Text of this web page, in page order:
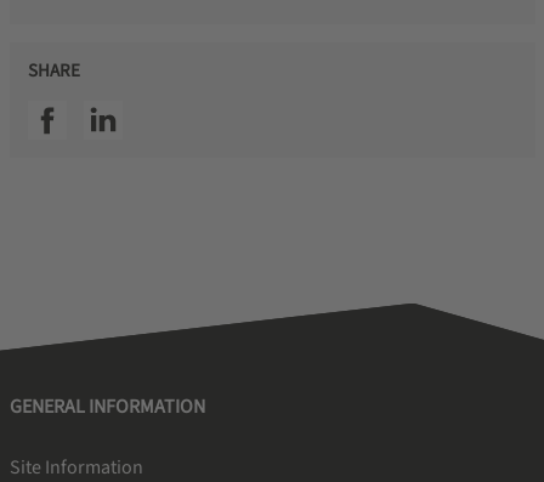
SHARE
SSI facebookSSI linkedin
GENERAL INFORMATION
Site Information